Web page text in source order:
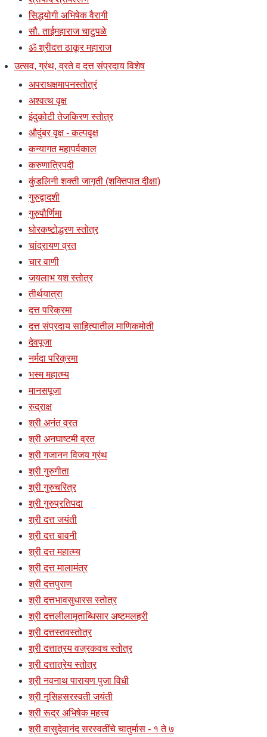
सिद्धयोगी अभिषेक वैरागी
सौ. ताईमहाराज चाटुपळे
ॐ श्रीदत्त ठाकूर महाराज
उत्सव, ग्रंथ, व्रते व दत्त संप्रदाय विशेष
अपराधक्षमापनस्तोत्रं
अश्वत्थ वृक्ष
इंदुकोटी तेजकिरण स्तोत्र
औदुंबर वृक्ष - कल्पवृक्ष
कन्यागत महापर्वकाल
करुणात्रिपदी
कुंडलिनी शक्ती जागृती (शक्तिपात दीक्षा)
गुरुद्वादशी
गुरुपौर्णिमा
घोरकष्टोद्धरण स्तोत्र
चांद्रायण व्रत
चार वाणी
जयलाभ यश स्तोत्र
तीर्थयात्रा
दत्त परिक्रमा
दत्त संप्रदाय साहित्यातील माणिकमोती
देवपूजा
नर्मदा परिक्रमा
भस्म महात्म्य
मानसपूजा
रुद्राक्ष
श्री अनंत व्रत
श्री अनघाष्टमी व्रत
श्री गजानन विजय ग्रंथ
श्री गुरुगीता
श्री गुरुचरित्र
श्री गुरुप्रतिपदा
श्री दत्त जयंती
श्री दत्त बावनी
श्री दत्त महात्म्य
श्री दत्त मालामंत्र
श्री दत्तपुराण
श्री दत्तभावसुधारस स्तोत्र
श्री दत्तलीलामृताब्धिसार अष्टमलहरी
श्री दत्तस्तवस्तोत्र
श्री दत्तात्रय वज्रकवच स्तोत्र
श्री दत्तात्रेय स्तोत्र
श्री नवनाथ पारायण पुजा विधी
श्री नृसिहसरस्वती जयंती
श्री रूद्र अभिषेक महत्त्व
श्री वासुदेवानंद सरस्वतींचे चातुर्मास - १ ते ७